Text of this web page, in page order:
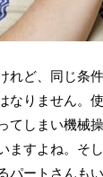
れど、同じ条
なりません。
てしまい機械
ますよね。そ
パートさんも